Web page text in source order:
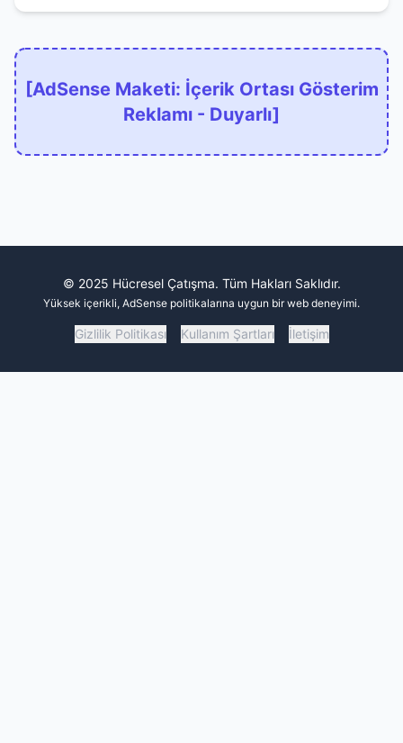
[AdSense Maketi: İçerik Ortası Gösterim
Reklamı - Duyarlı]
© 2025 Hücresel Çatışma. Tüm Hakları Saklıdır.
Yüksek içerikli, AdSense politikalarına uygun bir web deneyimi.
Gizlilik Politikası Kullanım Şartları İletişim